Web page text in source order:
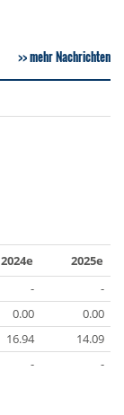
mehr Nachrichten
2024e
2025e
-
-
0.00
0.00
16.94
14.09
- -